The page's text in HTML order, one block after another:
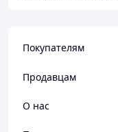
Покупателям
Продавцам
О нас